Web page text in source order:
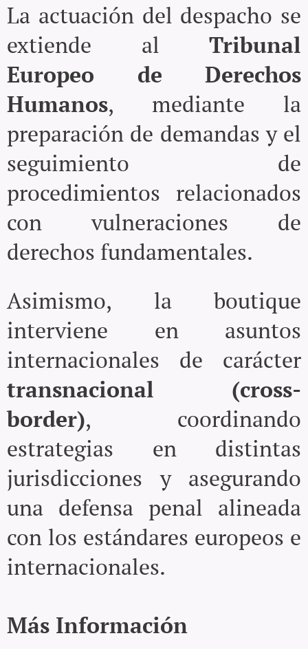
La actuación del despacho se
extiende al Tribunal
Europeo de Derechos
Humanos, mediante la
preparación de demandas y el
seguimiento de
procedimientos relacionados
con vulneraciones de
derechos fundamentales.
Asimismo, la boutique
interviene en asuntos
internacionales de carácter
transnacional (cross-
border), coordinando
estrategias en distintas
jurisdicciones y asegurando
una defensa penal alineada
con los estándares europeos e
internacionales.
Más Información